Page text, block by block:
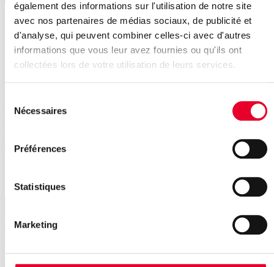
également des informations sur l'utilisation de notre site
avec nos partenaires de médias sociaux, de publicité et
d'analyse, qui peuvent combiner celles-ci avec d'autres
informations que vous leur avez fournies ou qu'ils ont
collectées lors de votre utilisation de leurs services.
Nécessaires
Préférences
Statistiques
Marketing
Kepware Server 7.0 réunit
KEPServerEX et ThingWorx
Kepware Server
unifiée est désormais disponible, renforçant la sécurité, la
stabilité et la pérennité. Nous avons regroupé de manière
les ressources complémentaires à votre disposition.